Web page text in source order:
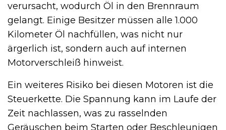
verursacht, wodurch Öl in den Brennraum
gelangt. Einige Besitzer müssen alle 1.000
Kilometer Öl nachfüllen, was nicht nur
ärgerlich ist, sondern auch auf internen
Motorverschleiß hinweist.
Ein weiteres Risiko bei diesen Motoren ist die
Steuerkette. Die Spannung kann im Laufe der
Zeit nachlassen, was zu rasselnden
Geräuschen beim Starten oder Beschleunigen